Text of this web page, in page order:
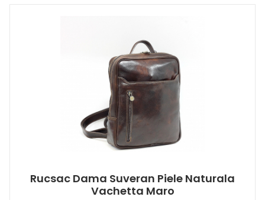
Rucsac Dama Suveran Piele Naturala
Vachetta Maro